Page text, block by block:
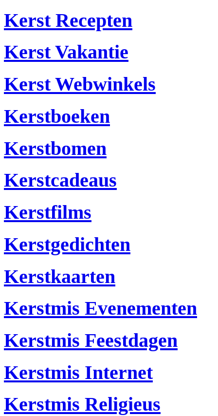
Kerst Recepten
Kerst Vakantie
Kerst Webwinkels
Kerstboeken
Kerstbomen
Kerstcadeaus
Kerstfilms
Kerstgedichten
Kerstkaarten
Kerstmis Evenementen
Kerstmis Feestdagen
Kerstmis Internet
Kerstmis Religieus